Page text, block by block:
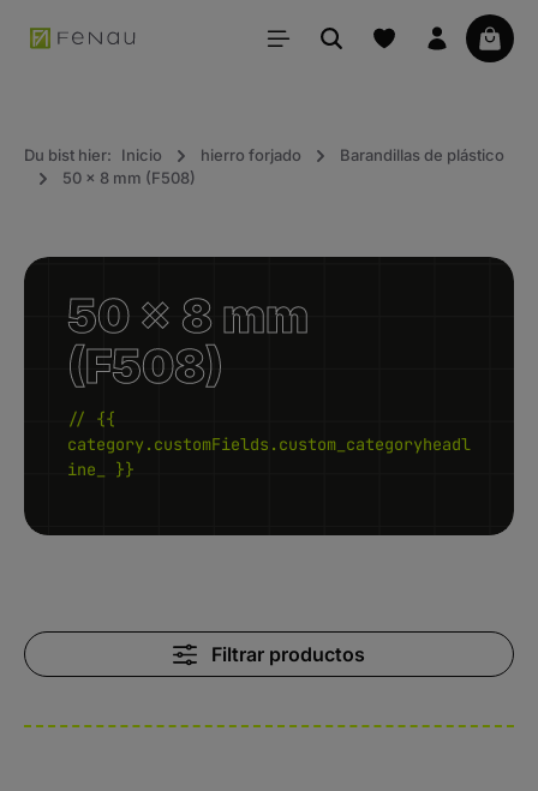
principal La
Du bist hier: Inicio hierro forjado
Barandillas de plástico
50 x 8 mm (F508)
50 x 8 mm
(F508)
// {{
category.customFields.custom_categoryheadl
ine_ }}
Filtrar productos